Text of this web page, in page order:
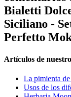
Bialetti
Siciliano -
Perfetto
Artículos de
La pimienta
Usos de los